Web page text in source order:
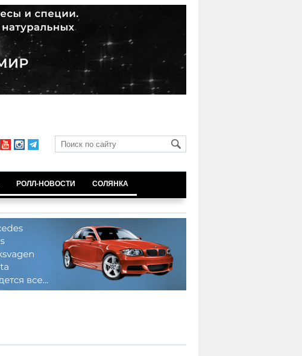
РОЛЛ-НОВОСТИ СОЛЯНКА